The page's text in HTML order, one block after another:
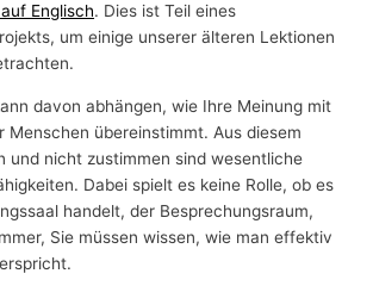
Englisch. Dies ist Teil eines
um einige unserer älteren Lektionen
davon abhängen, wie Ihre Meinung mit
Menschen übereinstimmt. Aus diesem
und nicht zustimmen sind wesentliche
Dabei spielt es keine Rolle, ob es
handelt, der Besprechungsraum,
Sie müssen wissen, wie man effektiv